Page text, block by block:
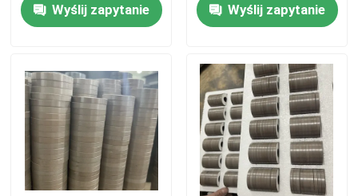
Dom
Produkty
O nas
Wycieczka po fabryce
Wyślij zapytanie
Wyślij zapytanie